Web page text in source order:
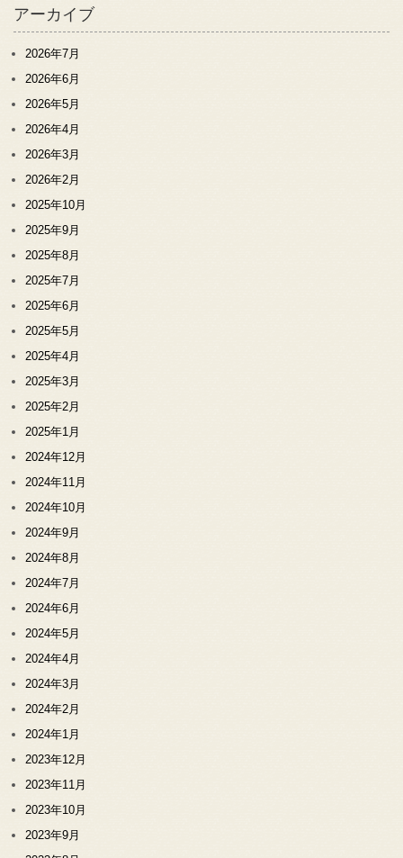
アーカイブ
2026年7月
2026年6月
2026年5月
2026年4月
2026年3月
2026年2月
2025年10月
2025年9月
2025年8月
2025年7月
2025年6月
2025年5月
2025年4月
2025年3月
2025年2月
2025年1月
2024年12月
2024年11月
2024年10月
2024年9月
2024年8月
2024年7月
2024年6月
2024年5月
2024年4月
2024年3月
2024年2月
2024年1月
2023年12月
2023年11月
2023年10月
2023年9月